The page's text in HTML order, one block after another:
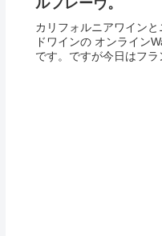
ルフレーヴ。
カリフォルニアワイン
ドワインの オンライン
です。ですが今日はフラ
話です。飲もうと思い
その機会をつかめず、